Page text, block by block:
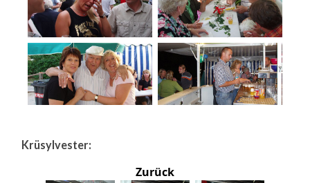
Krüsylvester:
Zurück